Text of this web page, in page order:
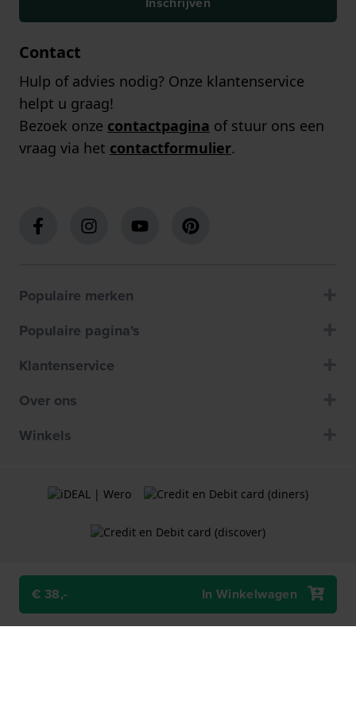
€ 38,- In Winkelwagen
Contact
Hulp of advies nodig? Onze klantenservice
helpt u graag!
Bezoek onze contactpagina of stuur ons een
vraag via het contactformulier.
Populaire merken
Populaire pagina's
Klantenservice
Over ons
Winkels